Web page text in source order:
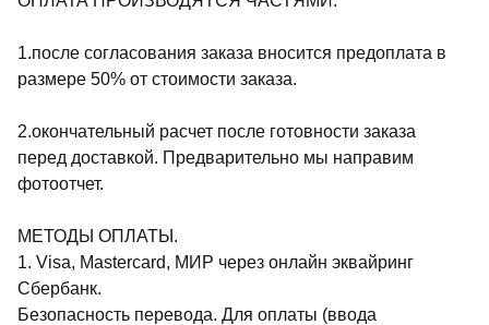
1.после согласования заказа вносится предоплата в
размере 50% от стоимости заказа.
2.окончательный расчет после готовности заказа
перед доставкой. Предварительно мы направим
фотоотчет.
МЕТОДЫ ОПЛАТЫ.
1. Visa, Mastercard, МИР через онлайн эквайринг
Сбербанк.
Безопасность перевода. Для оплаты (ввода